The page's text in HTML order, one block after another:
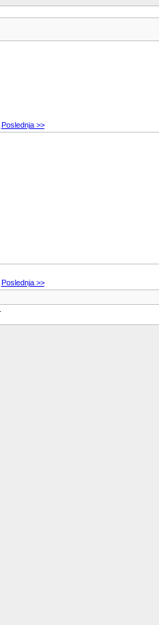
Poslednja >>
Poslednja >>